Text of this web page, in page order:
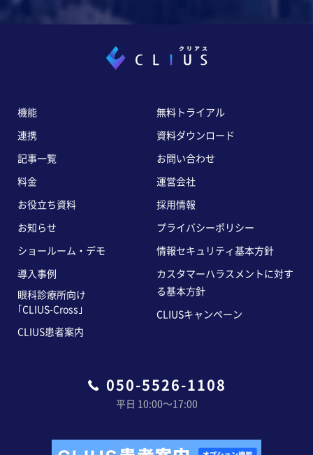
050-5526-1108
平日 10:00〜17:00
機能
連携
記事一覧
料金
お役立ち資料
お知らせ
ショールーム・デモ
導入事例
眼科診療所向け
｢CLIUS-Cross｣
CLIUS患者案内
無料トライアル
資料ダウンロード
お問い合わせ
運営会社
採用情報
プライバシーポリシー
情報セキュリティ基本方針
カスタマーハラスメントに対す
る基本方針
CLIUSキャンペーン